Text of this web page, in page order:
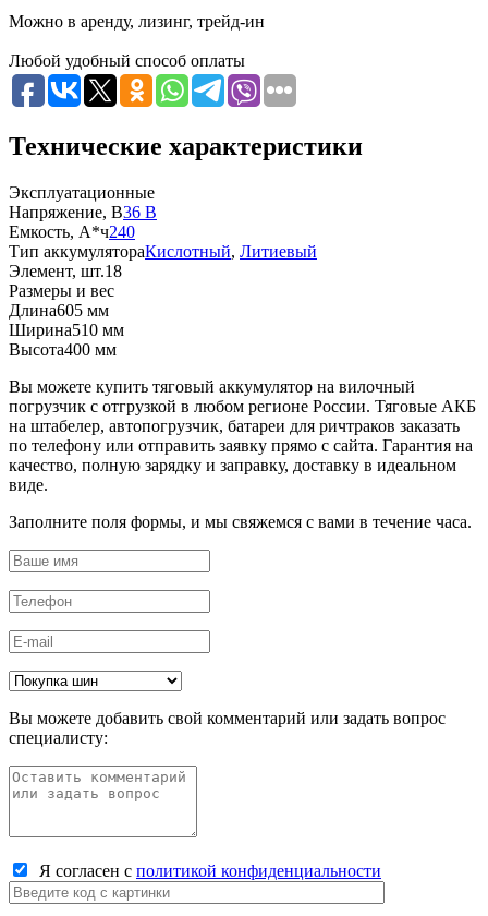
Можно в аренду, лизинг, трейд-ин
Любой удобный способ оплаты
Технические характеристики
Эксплуатационные
Напряжение, В36 В
Емкость, А*ч240
Тип аккумулятораКислотный, Литиевый
Элемент, шт.18
Размеры и вес
Длина605 мм
Ширина510 мм
Высота400 мм
Вы можете купить тяговый аккумулятор на вилочный
погрузчик с отгрузкой в любом регионе России. Тяговые АКБ
на штабелер, автопогрузчик, батареи для ричтраков заказать
по телефону или отправить заявку прямо с сайта. Гарантия на
качество, полную зарядку и заправку, доставку в идеальном
виде.
Заполните поля формы, и мы свяжемся с вами в течение часа.
Вы можете добавить свой комментарий или задать вопрос
специалисту:
Я согласен с политикой конфиденциальности